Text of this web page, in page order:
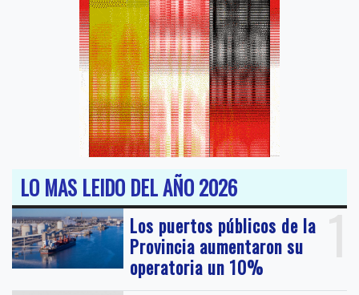
LO MAS LEIDO DEL AÑO 2026
1
Los puertos públicos de la
Provincia aumentaron su
operatoria un 10%